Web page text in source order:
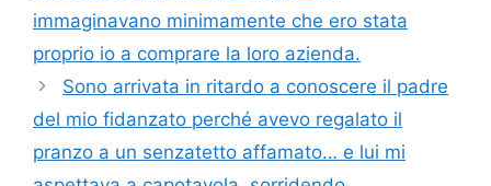
immaginavano minimamente che ero stata
proprio io a comprare la loro azienda.
Sono arrivata in ritardo a conoscere il padre
del mio fidanzato perché avevo regalato il
pranzo a un senzatetto affamato… e lui mi